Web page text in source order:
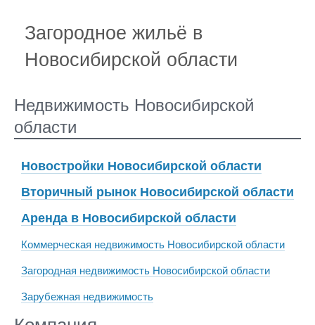
Загородное жильё в
Новосибирской области
Недвижимость Новосибирской
области
Новостройки Новосибирской области
Вторичный рынок Новосибирской области
Аренда в Новосибирской области
Коммерческая недвижимость Новосибирской области
Загородная недвижимость Новосибирской области
Зарубежная недвижимость